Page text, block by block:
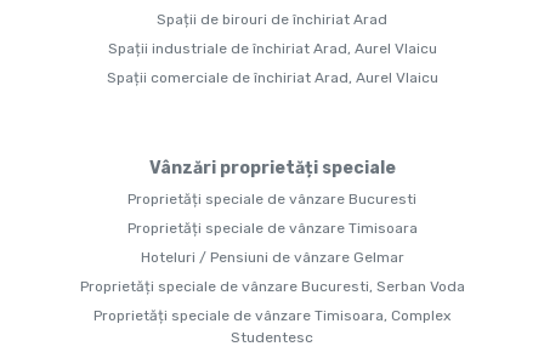
Spații de birouri de închiriat Arad
Spații industriale de închiriat Arad, Aurel Vlaicu
Spații comerciale de închiriat Arad, Aurel Vlaicu
Vânzări proprietăți speciale
Proprietăți speciale de vânzare Bucuresti
Proprietăți speciale de vânzare Timisoara
Hoteluri / Pensiuni de vânzare Gelmar
Proprietăți speciale de vânzare Bucuresti, Serban Voda
Proprietăți speciale de vânzare Timisoara, Complex
Studentesc